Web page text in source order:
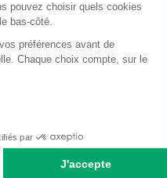
pouvez choisir quels cookies
bas-côté.
préférences avant de
Chaque choix compte, sur le
par
J'accepte